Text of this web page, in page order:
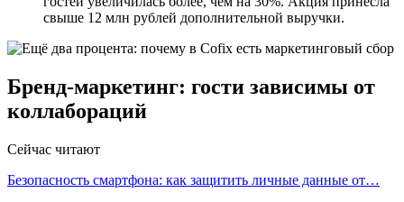
свыше 12 млн рублей дополнительной выручки.
Бренд-маркетинг: гости зависимы от
коллабораций
Сейчас читают
Безопасность смартфона: как защитить личные данные от…